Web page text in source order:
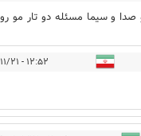
و سیما مسئله دو تار مو
۱۲:۵۲ - ۱۴۰۱/۱۱/۲۱